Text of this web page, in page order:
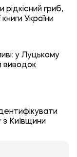
гриб,
України
у Луцькому
виводок
з Київщини